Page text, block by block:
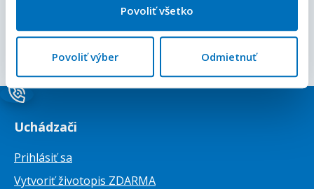
Povoliť všetko
Povoliť výber Odmietnuť
Nastavte si mzdové očakávania
Od 800 € / mesiac(1)Od 1 250 € / mesiac(1)
Od 2 000 € / mesiac
Od 3 000 € / mesiac (1)
Uchádzači
Prihlásiť sa
Vytvoriť životopis ZDARMA